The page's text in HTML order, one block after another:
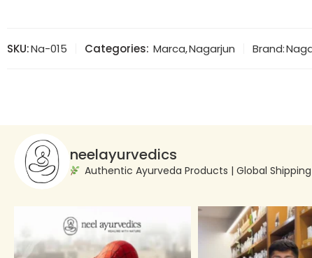
SKU:Na-015 Categories: Marca,Nagarjun Brand:
neelayurvedics
Authentic Ayurveda Products | Global Shipping